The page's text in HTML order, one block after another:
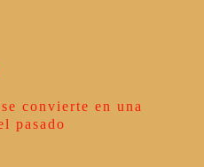
convierte en una
pasado